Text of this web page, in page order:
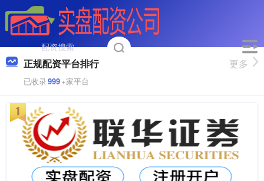
正规配资平台排行
已收录999+家平台
更多